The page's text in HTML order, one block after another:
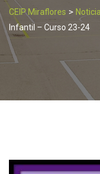
CEIP Miraflores >
Infantil – Curso 23-24